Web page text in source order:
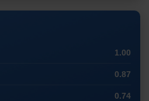
1.00
0.87
0.74